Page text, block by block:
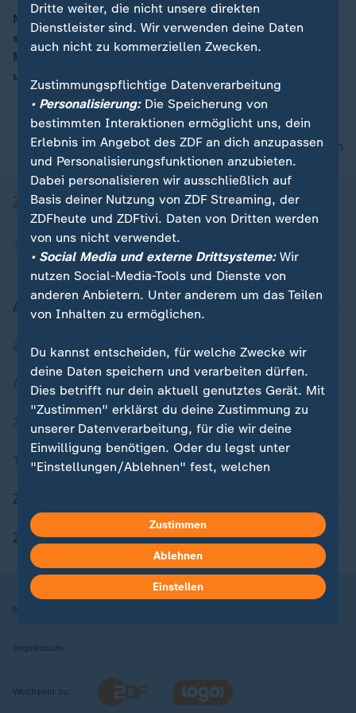
00:07
Mit "Moma vor Ort" im Bürgerdialog: In Hamburg
stellten sich u.a. ZDF-Chefredakteur Peter Frey und
Moderatorin Dunja Hayali den Fragen der Bürgerinnen
und Bürger.
nach oben
Aktuell bei ZDFheute
Zuletzt veröffentlicht
Aktuelle Sendungs-Videos
ZDFheute Stories
Themen im Überblick
ZDFheute Apps
Nutzungsbedingungen
Impressum
Wechseln zu:
Dritte weiter, die nicht unsere direkten
Dienstleister sind. Wir verwenden deine Daten
auch nicht zu kommerziellen Zwecken.
Zustimmungspflichtige Datenverarbeitung
• Personalisierung:Die Speicherung von
bestimmten Interaktionen ermöglicht uns, dein
Erlebnis im Angebot des ZDF an dich anzupassen
und Personalisierungsfunktionen anzubieten.
Dabei personalisieren wir ausschließlich auf
Basis deiner Nutzung von ZDF Streaming, der
ZDFheute und ZDFtivi. Daten von Dritten werden
von uns nicht verwendet.
• Social Media und externe Drittsysteme:Wir
nutzen Social-Media-Tools und Dienste von
anderen Anbietern. Unter anderem um das Teilen
von Inhalten zu ermöglichen.
Du kannst entscheiden, für welche Zwecke wir
deine Daten speichern und verarbeiten dürfen.
Dies betrifft nur dein aktuell genutztes Gerät. Mit
"Zustimmen" erklärst du deine Zustimmung zu
unserer Datenverarbeitung, für die wir deine
Einwilligung benötigen. Oder du legst unter
"Einstellungen/Ablehnen" fest, welchen
kannst du jederzeit mit Wirkung für die Zukunft
in deinen Einstellungen widerrufen oder ändern.
Hier findest du das Impressum.
Weitere Informationen findest du in unserer
Zustimmen
Ablehnen
Einstellen